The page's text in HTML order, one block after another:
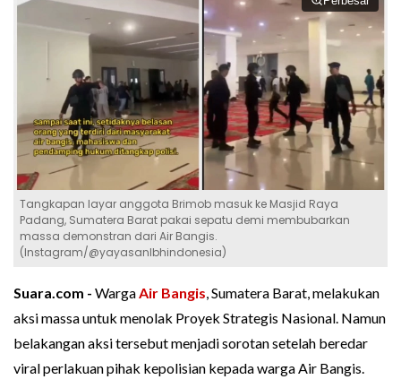
Tangkapan layar anggota Brimob masuk ke Masjid Raya
Padang, Sumatera Barat pakai sepatu demi membubarkan
massa demonstran dari Air Bangis.
(Instagram/@yayasanlbhindonesia)
Suara.com - WargaAir Bangis, Sumatera Barat, melakukan
aksi massa untuk menolak Proyek Strategis Nasional. Namun
belakangan aksi tersebut menjadi sorotan setelah beredar
viral perlakuan pihak kepolisian kepada warga Air Bangis.